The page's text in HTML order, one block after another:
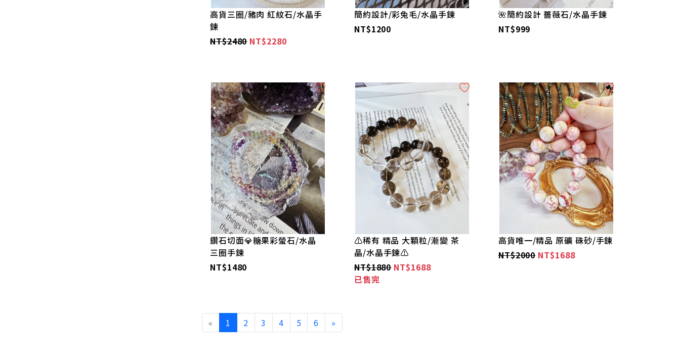
高貨三圈/豬肉 紅紋石/水晶手
鍊
NT$2480 NT$2280
簡約設計/彩兔毛/水晶手鍊
NT$1200
🌺簡約設計 薔薇石/水晶手鍊
NT$999
鑽石切面💎糖果彩螢石/水晶
三圈手鍊
NT$1480
⚠️稀有 精品 大顆粒/漸變 茶
晶/水晶手鍊⚠️
NT$1880 NT$1688
已售完
高貨唯一/精品 原礦 硃砂/手鍊
NT$2000 NT$1688
« 1 2 3 4 5 6 »